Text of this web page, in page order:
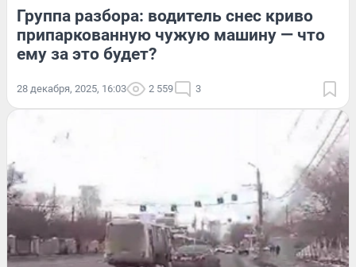
Группа разбора: водитель снес криво
припаркованную чужую машину — что
ему за это будет?
28 декабря, 2025, 16:03 2 559 3